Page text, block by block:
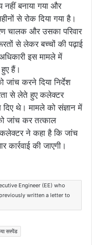
नहीं बनाया गया और
से रोक दिया गया है।
चालक और उसका परिवार
से लेकर बच्चों की पढ़ाई
इस मामले में
हैं।
करने दिया निर्देश
से लेते हुए कलेक्टर
थे। मामले को संज्ञान में
जांच कर तत्काल
ने कहा है कि जांच
कार्रवाई की जाएगी।
Engineer (EE) who
written a letter to
सस्पेंड